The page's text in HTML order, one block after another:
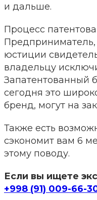
и дальше.
Процесс
Предприниматель,
юстиции
владельцу
Запатентованный
сегодня это
бренд, могут на
Также есть
сэкономит вам 6
этому поводу.
Если вы ищете
+998 (91) 009-66-